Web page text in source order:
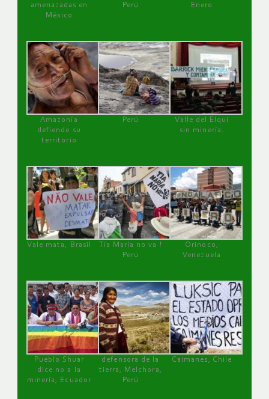
amenazadas en
México
Perú
Enero
Amazonía
defiende su
territorio
Perú
Valle del Elqui
sin minería.
Vale mata, Brasil
Tía María no va !
Perú
Orinoco,
Venezuela
Pueblo Shuar
dice no a la
minería, Ecuador
defensora de la
tierra, Melchora,
Perú
Caimanes, Chile